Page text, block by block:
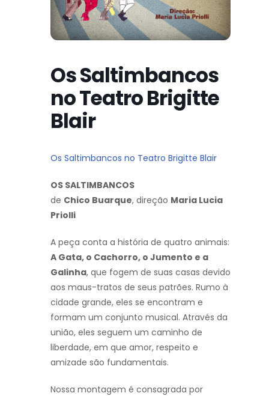
Os Saltimbancos
no Teatro Brigitte
Blair
Os Saltimbancos no Teatro Brigitte Blair
OS SALTIMBANCOS
de Chico Buarque, direção Maria Lucia
Priolli
A peça conta a história de quatro animais:
A Gata, o Cachorro, o Jumento e a
Galinha, que fogem de suas casas devido
aos maus-tratos de seus patrões. Rumo à
cidade grande, eles se encontram e
formam um conjunto musical. Através da
união, eles seguem um caminho de
liberdade, em que amor, respeito e
amizade são fundamentais.
Nossa montagem é consagrada por